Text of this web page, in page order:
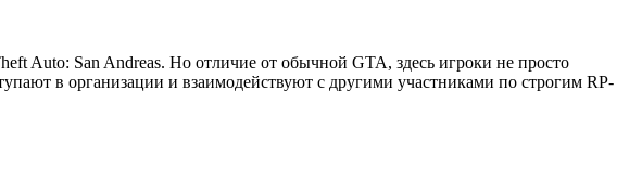
Auto: San Andreas. Но отличие от обычной GTA, здесь игроки не просто
в организации и взаимодействуют с другими участниками по строгим RP-